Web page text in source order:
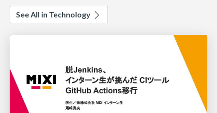
See All in Technology